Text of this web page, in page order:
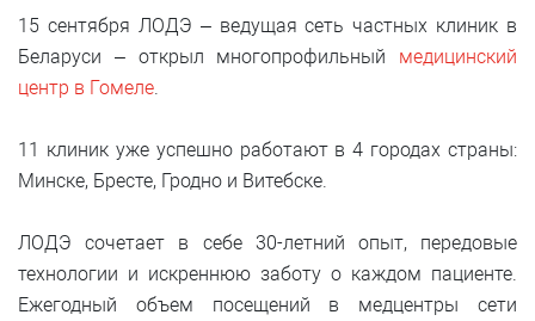
15 сентября ЛОДЭ – ведущая сеть частных клиник в
Беларуси – открыл многопрофильный медицинский
центр в Гомеле.
11 клиник уже успешно работают в 4 городах страны:
Минске, Бресте, Гродно и Витебске.
ЛОДЭ сочетает в себе 30-летний опыт, передовые
технологии и искреннюю заботу о каждом пациенте.
Ежегодный объем посещений в медцентры сети